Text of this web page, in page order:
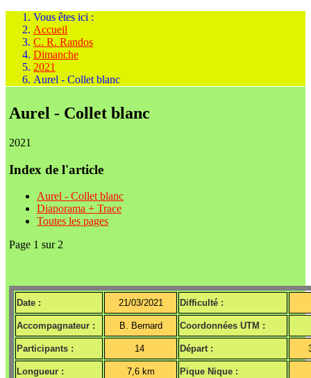
Vous êtes ici :
Accueil
C. R. Randos
Dimanche
2021
Aurel - Collet blanc
Aurel - Collet blanc
2021
Index de l'article
Aurel - Collet blanc
Diaporama + Trace
Toutes les pages
Page 1 sur 2
Date : 21/03/2021 Difficulté :
Accompagnateur : B. Bernard Coordonnées UTM :
Participants : 14 Départ :
Longueur : 7,6 km Pique Nique :